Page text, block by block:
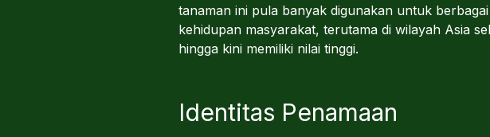
tanaman ini pula banyak digunakan untuk
kehidupan masyarakat, terutama di wilayah Asia
hingga kini memiliki nilai tinggi.
Identitas Penamaan